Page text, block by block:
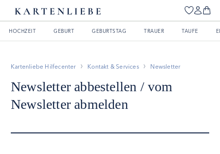
HOCHZEIT GEBURT GEBURTSTAG TRAUER TAUFE
Kartenliebe Hilfecenter Kontakt & Services Newsletter
Newsletter abbestellen / vom
Newsletter abmelden